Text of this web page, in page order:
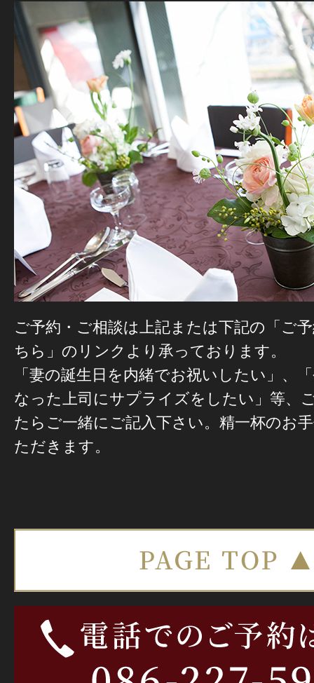
ご予約・ご相談は上記または下記の「ご
ちら」のリンクより承っております。
「妻の誕生日を内緒でお祝いしたい」、
なった上司にサプライズをしたい」等、
たらご一緒にご記入下さい。精一杯のお
ただきます。